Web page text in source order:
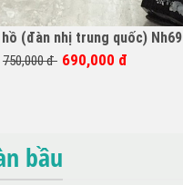
(đàn nhị trung quốc) Nh69
750,000 đ 690,000 đ
bầu